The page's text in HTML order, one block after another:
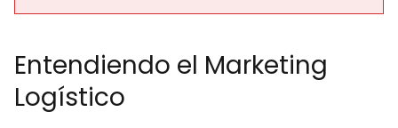
Entendiendo el Marketing
Logístico